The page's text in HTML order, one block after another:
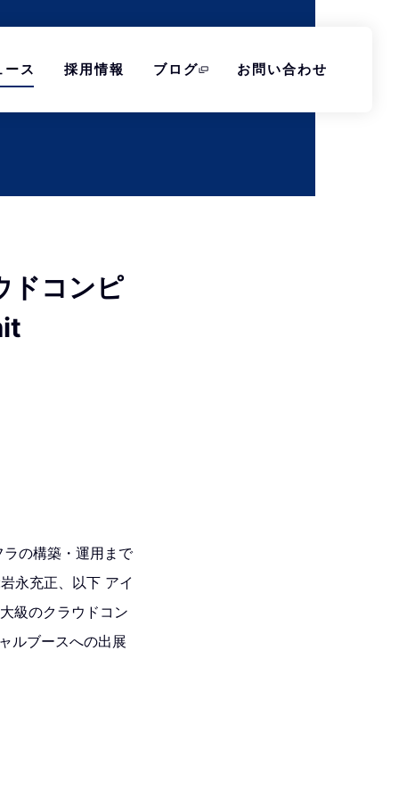
ース 採用情報 ブログ お問い合わせ
ドコンピ
の構築・運用まで
永充正、以下 アイ
級のクラウドコン
ルブースへの出展